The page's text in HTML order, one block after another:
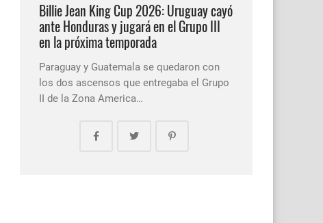
Billie Jean King Cup 2026: Uruguay cayó
ante Honduras y jugará en el Grupo III
en la próxima temporada
Paraguay y Guatemala se quedaron con
los dos ascensos que entregaba el Grupo
II de la Zona America…